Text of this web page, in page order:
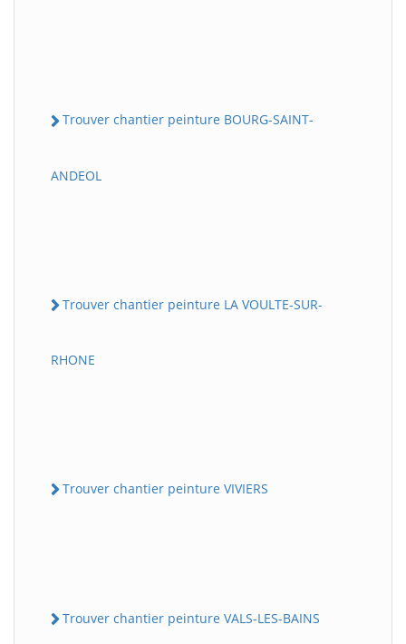
Trouver chantier peinture BOURG-SAINT-
ANDEOL
Trouver chantier peinture LA VOULTE-SUR-
RHONE
Trouver chantier peinture VIVIERS
Trouver chantier peinture VALS-LES-BAINS